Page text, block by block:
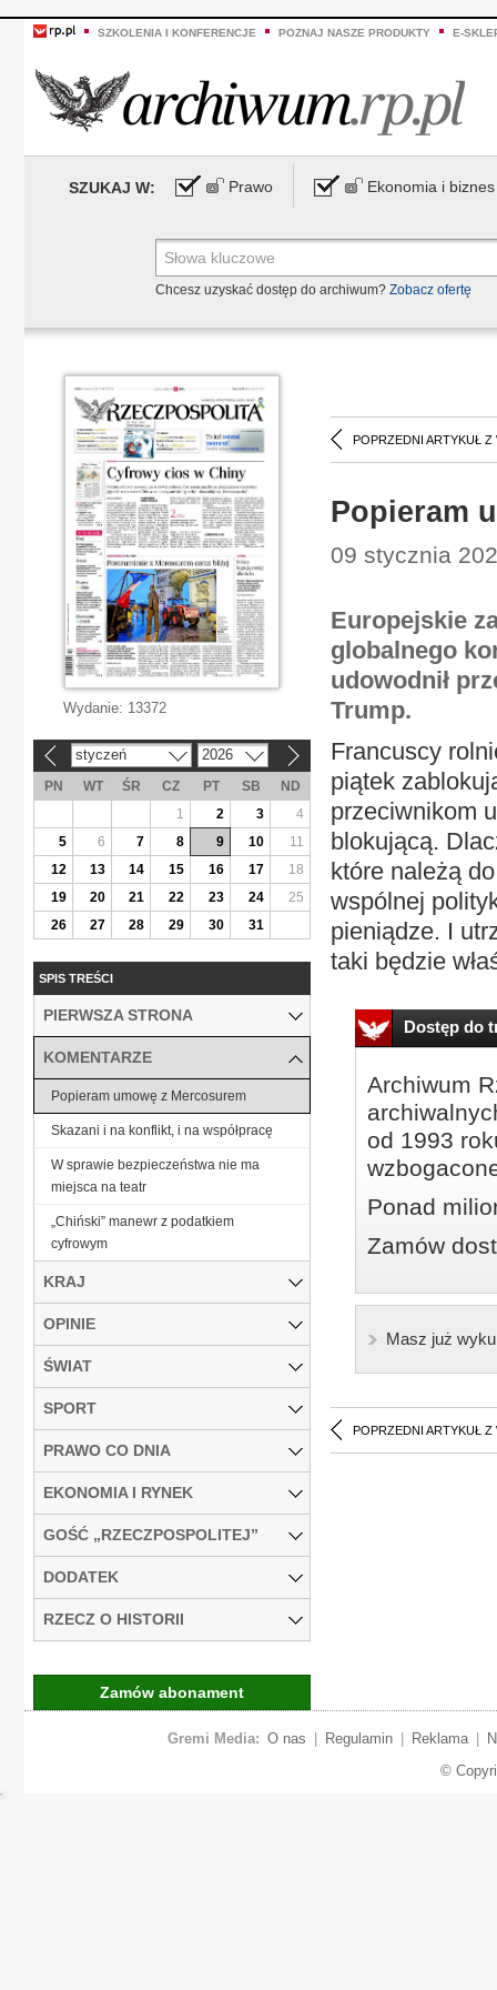
SZKOLENIA I KONFERENCJE POZNAJ NASZE PRODUKTY E-
SZUKAJ W: Prawo Ekonomia i biznes
Chcesz uzyskać dostęp do archiwum? Zobacz ofertę
POPRZEDNI ARTYKUŁ Z
Popieram
09 stycznia
Europejskie
globalnego
udowodnił
Trump.
Francuscy
piątek
przeciwnikom
blokującą.
które należą
wspólnej
pieniądze. I
taki będzie
Dostęp do
Archiwum
od 1993
Ponad
Zamów
Masz już
POPRZEDNI ARTYKUŁ Z
Wydanie: 13372
styczeń 2026
PN WT ŚR CZ PT SB
ND
1
2 3
4
5
6 7 8 9 10
11
12
13 14 15 16 17
18
19
20 21 22 23 24
25
26
27 28 29 30 31
SPIS TREŚCI
PIERWSZA STRONA
KOMENTARZE
Popieram umowę z Mercosurem
Skazani i na konflikt, i na współpracę
W sprawie bezpieczeństwa nie ma
miejsca na teatr
„Chiński” manewr z podatkiem
cyfrowym
KRAJ
OPINIE
ŚWIAT
SPORT
PRAWO CO DNIA
EKONOMIA I RYNEK
GOŚĆ „RZECZPOSPOLITEJ”
DODATEK
RZECZ O HISTORII
Zamów abonament
Gremi Media: O nas Regulamin Reklama
©